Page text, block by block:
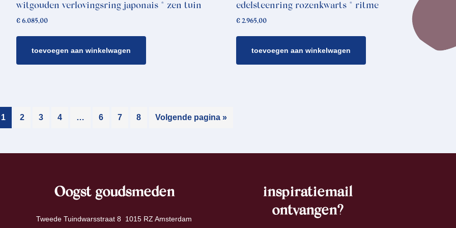
witgouden verlovingsring japonais * zen tuin
€ 6.085,00
toevoegen aan winkelwagen
edelsteenring rozenkwarts * ritme
€2.965,00
toevoegen aan winkelwagen
1 2 3 4 … 6 7 8 Volgende pagina »
Oogst goudsmeden
Tweede Tuindwarsstraat 8 1015 RZ Amsterdam
inspiratiemail
ontvangen?